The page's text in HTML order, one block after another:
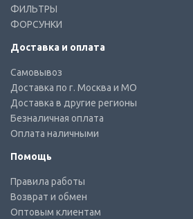
ФИЛЬТРЫ
ФОРСУНКИ
Доставка и оплата
Самовывоз
Доставка по г. Москва и МО
Доставка в другие регионы
Безналичная оплата
Оплата наличными
Помощь
Правила работы
Возврат и обмен
Оптовым клиентам